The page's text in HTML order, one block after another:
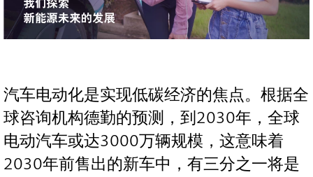
Mute
汽车电动化是实现低碳经济的焦点。根据全
球咨询机构德勤的预测，到2030年，全球
电动汽车或达3000万辆规模，这意味着
2030年前售出的新车中，有三分之一将是